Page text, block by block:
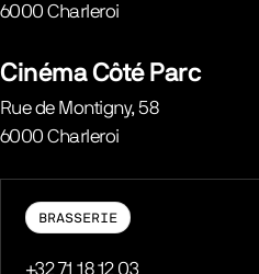
6000 Charleroi
Cinéma Côté Parc
Rue de Montigny, 58
6000 Charleroi
BRASSERIE
Téléphone
+32 71 18 12 03